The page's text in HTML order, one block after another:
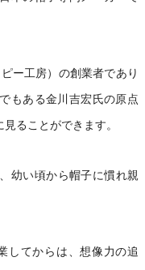
ー工房）の創業者であり
もある金川吉宏氏の原点
ることができます。
幼い頃から帽子に慣れ親
してからは、想像力の追